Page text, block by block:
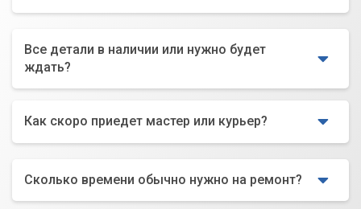
Все детали в наличии или нужно будет
ждать?
Как скоро приедет мастер или курьер?
Сколько времени обычно нужно на ремонт?